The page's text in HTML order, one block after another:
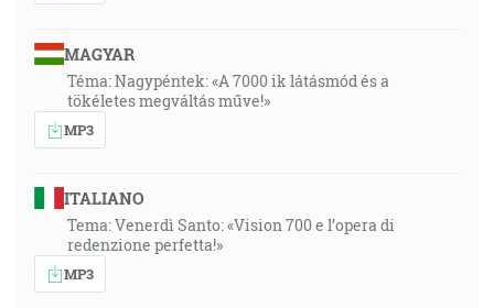
MAGYAR
Téma: Nagypéntek: «A 7000 ik látásmód és a
tökéletes megváltás műve!»
MP3
ITALIANO
Tema: Venerdì Santo: «Vision 700 e l’opera di
redenzione perfetta!»
MP3